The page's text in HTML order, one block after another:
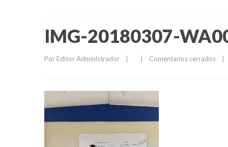
IMG-20180307-
Por Editor Administrador Comentarios cerrados